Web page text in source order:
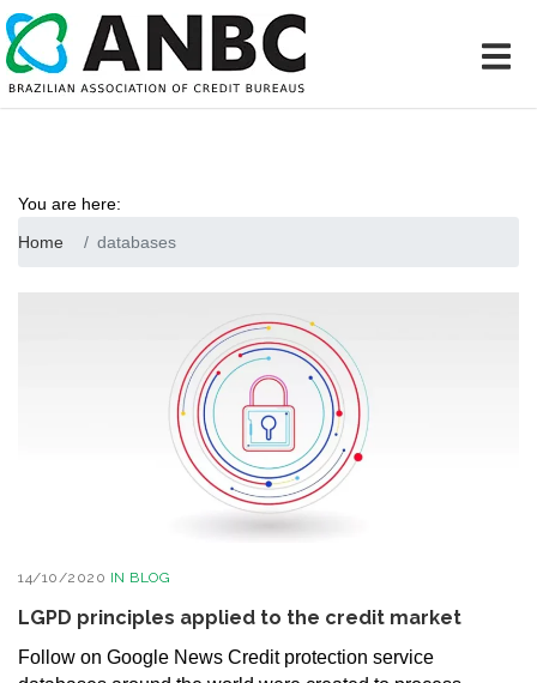
You are here:
Home
databases
14/10/2020 IN BLOG
LGPD principles applied to the credit market
Follow on Google News Credit protection service